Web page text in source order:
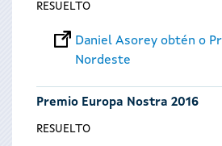
RESUELTO
Daniel Asorey obtén o
Nordeste
Premio Europa Nostra 2016
RESUELTO